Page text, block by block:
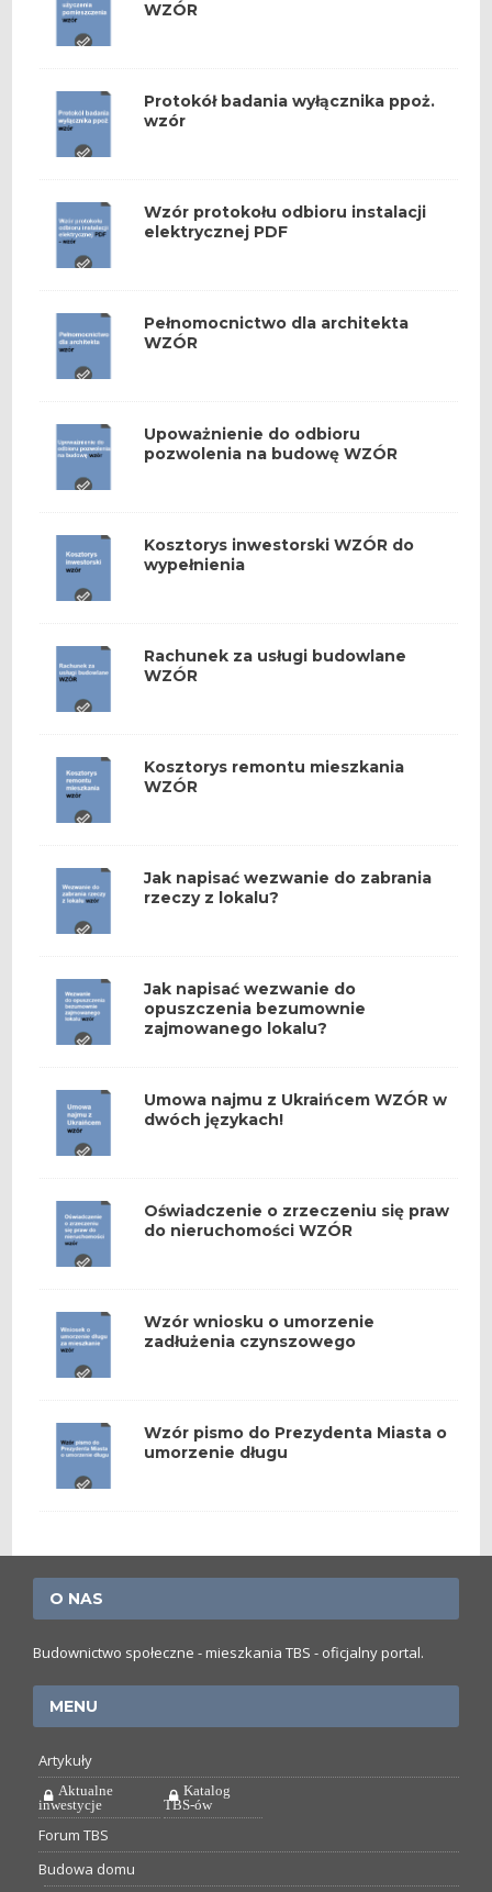
WZÓR
Protokół badania wyłącznika ppoż.
wzór
Wzór protokołu odbioru instalacji
elektrycznej PDF
Pełnomocnictwo dla architekta
WZÓR
Upoważnienie do odbioru
pozwolenia na budowę WZÓR
Kosztorys inwestorski WZÓR do
wypełnienia
Rachunek za usługi budowlane
WZÓR
Kosztorys remontu mieszkania
WZÓR
Jak napisać wezwanie do zabrania
rzeczy z lokalu?
Jak napisać wezwanie do
opuszczenia bezumownie
zajmowanego lokalu?
Umowa najmu z Ukraińcem WZÓR w
dwóch językach!
Oświadczenie o zrzeczeniu się praw
do nieruchomości WZÓR
Wzór wniosku o umorzenie
zadłużenia czynszowego
Wzór pismo do Prezydenta Miasta o
umorzenie długu
O NAS
Budownictwo społeczne - mieszkania TBS - oficjalny portal.
MENU
Artykuły
Aktualne
inwestycje
Katalog
TBS-ów
Forum TBS
Budowa domu